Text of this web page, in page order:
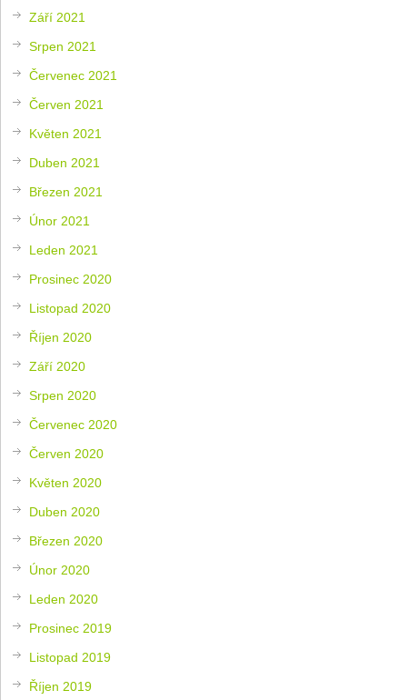
Září 2021
Srpen 2021
Červenec 2021
Červen 2021
Květen 2021
Duben 2021
Březen 2021
Únor 2021
Leden 2021
Prosinec 2020
Listopad 2020
Říjen 2020
Září 2020
Srpen 2020
Červenec 2020
Červen 2020
Květen 2020
Duben 2020
Březen 2020
Únor 2020
Leden 2020
Prosinec 2019
Listopad 2019
Říjen 2019